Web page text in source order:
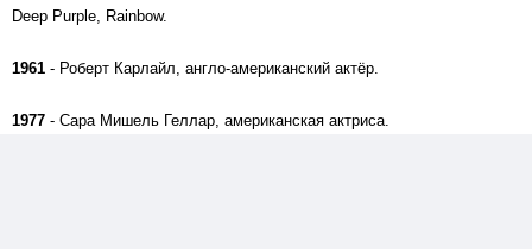
Deep Purple, Rainbow.
1961 - Роберт Карлайл, англо-американский актёр.
1977 - Сара Мишель Геллар, американская актриса.